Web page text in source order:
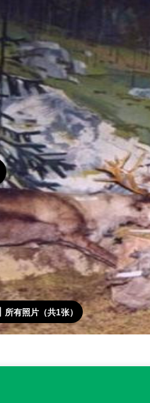
所有照片（共1张）